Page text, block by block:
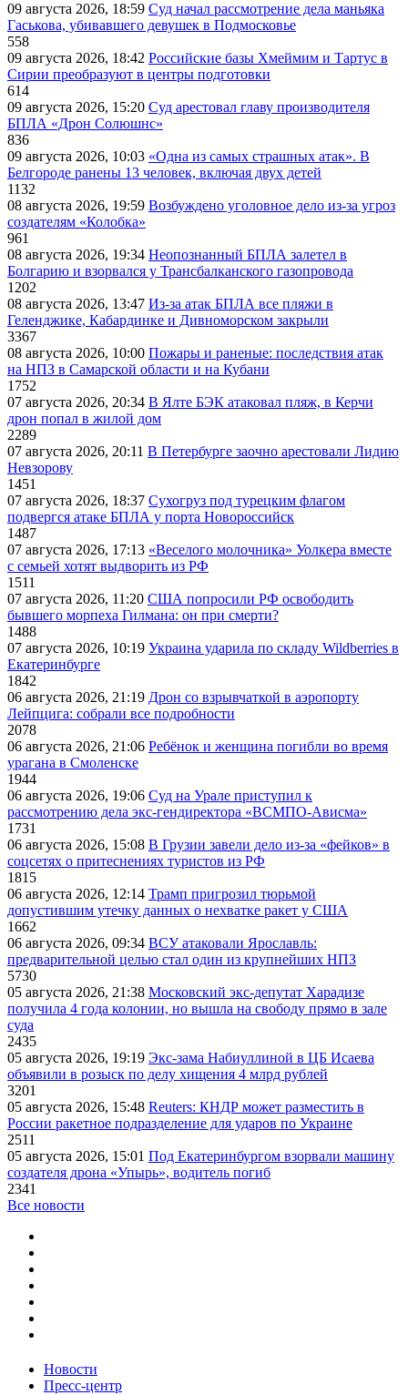
09 августа 2026, 18:59 Суд начал рассмотрение дела маньяка
Гаськова, убивавшего девушек в Подмосковье
558
09 августа 2026, 18:42 Российские базы Хмеймим и Тартус в
Сирии преобразуют в центры подготовки
614
09 августа 2026, 15:20 Суд арестовал главу производителя
БПЛА «Дрон Солюшнс»
836
09 августа 2026, 10:03 «Одна из самых страшных атак». В
Белгороде ранены 13 человек, включая двух детей
1132
08 августа 2026, 19:59 Возбуждено уголовное дело из-за угроз
создателям «Колобка»
961
08 августа 2026, 19:34 Неопознанный БПЛА залетел в
Болгарию и взорвался у Трансбалканского газопровода
1202
08 августа 2026, 13:47 Из-за атак БПЛА все пляжи в
Геленджике, Кабардинке и Дивноморском закрыли
3367
08 августа 2026, 10:00 Пожары и раненые: последствия атак
на НПЗ в Самарской области и на Кубани
1752
07 августа 2026, 20:34 В Ялте БЭК атаковал пляж, в Керчи
дрон попал в жилой дом
2289
07 августа 2026, 20:11 В Петербурге заочно арестовали Лидию
Невзорову
1451
07 августа 2026, 18:37 Сухогруз под турецким флагом
подвергся атаке БПЛА у порта Новороссийск
1487
07 августа 2026, 17:13 «Веселого молочника» Уолкера вместе
с семьей хотят выдворить из РФ
1511
07 августа 2026, 11:20 США попросили РФ освободить
бывшего морпеха Гилмана: он при смерти?
1488
07 августа 2026, 10:19 Украина ударила по складу Wildberries в
Екатеринбурге
1842
06 августа 2026, 21:19 Дрон со взрывчаткой в аэропорту
Лейпцига: собрали все подробности
2078
06 августа 2026, 21:06 Ребёнок и женщина погибли во время
урагана в Смоленске
1944
06 августа 2026, 19:06 Суд на Урале приступил к
рассмотрению дела экс-гендиректора «ВСМПО-Ависма»
1731
06 августа 2026, 15:08 В Грузии завели дело из-за «фейков» в
соцсетях о притеснениях туристов из РФ
1815
06 августа 2026, 12:14 Трамп пригрозил тюрьмой
допустившим утечку данных о нехватке ракет у США
1662
06 августа 2026, 09:34 ВСУ атаковали Ярославль:
предварительной целью стал один из крупнейших НПЗ
5730
05 августа 2026, 21:38 Московский экс-депутат Харадизе
получила 4 года колонии, но вышла на свободу прямо в зале
суда
2435
05 августа 2026, 19:19 Экс-зама Набиуллиной в ЦБ Исаева
объявили в розыск по делу хищения 4 млрд рублей
3201
05 августа 2026, 15:48 Reuters: КНДР может разместить в
России ракетное подразделение для ударов по Украине
2511
05 августа 2026, 15:01 Под Екатеринбургом взорвали машину
создателя дрона «Упырь», водитель погиб
2341
Все новости
Новости
Пресс-центр